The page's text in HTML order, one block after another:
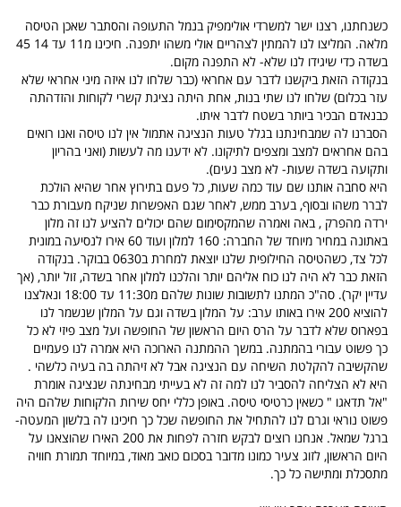
כשנחתנו, רצנו ישר למשרדי אולימפיק בנמל התעופה והסתבר שאכן הטיסה
מלאה. המליצו לנו להמתין לצהריים אולי משהו יתפנה. חיכינו מ11 עד 14 45
בשדה כדי שיגידו לנו שלא- לא התפנה מקום.
בנקודה הזאת ביקשנו לדבר עם אחראי (כבר שלחו לנו איזה מיני אחראי שלא
עזר בכלום) שלחו לנו שתי בנות, אחת היתה נציגת קשרי לקוחות והזדהתה
כבנאדם הבכיר ביותר בשטח לדבר איתו.
הסברנו לה שמבחינתנו בגלל טעות הנציגה אתמול אין לנו טיסה ואנו רואים
בהם אחראים למצב ומצפים לתיקונו. לא ידענו מה לעשות (ואני בהריון
ותקועה בשדה שעות- לא מצב נעים).
היא סחבה אותנו שם עוד כמה שעות, כל פעם בתירוץ אחר שהיא הולכת
לברר משהו ובסוף, בערב ממש, לאחר שגם האפשרות שניקח מעבורת כבר
ירדה מהפרק , באה ואמרה שהמקסימום שהם יכולים להציע לנו זה מלון
באתונה במחיר מיוחד של החברה: 160 למלון ועוד 60 אירו לנסיעה במונית
לכל צד, כשהטיסה החילופית שלנו יוצאת למחרת ב0630 בבוקר. בנקודה
הזאת כבר לא היה לנו כוח אליהם יותר והלכנו למלון אחר בשדה, זול יותר, (אך
עדיין יקר). סה"כ המתנו לתשובות שונות שלהם מ11:30 עד 18:00 ונאלצנו
להוציא 200 אירו באותו ערב: על המלון בשדה וגם על המלון שנשמר לנו
בפארוס שלא לדבר על הרס היום הראשון של החופשה ועל מצב פיזי לא כל
כך פשוט עבורי בהמתנה. במשך ההמתנה הארוכה היא אמרה לנו פעמיים
שהקשיבה להקלטת השיחה עם הנציגה אבל לא זיהתה בה בעיה כלשהי .
היא לא הצליחה להסביר לנו למה זה לא בעייתי מבחינתה שנציגה אומרת
"אל תדאגו " כשאין כרטיסי טיסה. באופן כללי יחס שירות הלקוחות שלהם היה
פשוט נוראי וגרם לנו להתחיל את החופשה שכל כך חיכינו לה בלשון המעטה-
ברגל שמאל. אנחנו רוצים לבקש חזרה לפחות את 200 האירו שהוצאנו על
היום הראשון, לזוג צעיר כמונו מדובר בסכום כואב מאוד, במיוחד תמורת חוויה
מתסכלת ומתישה כל כך.